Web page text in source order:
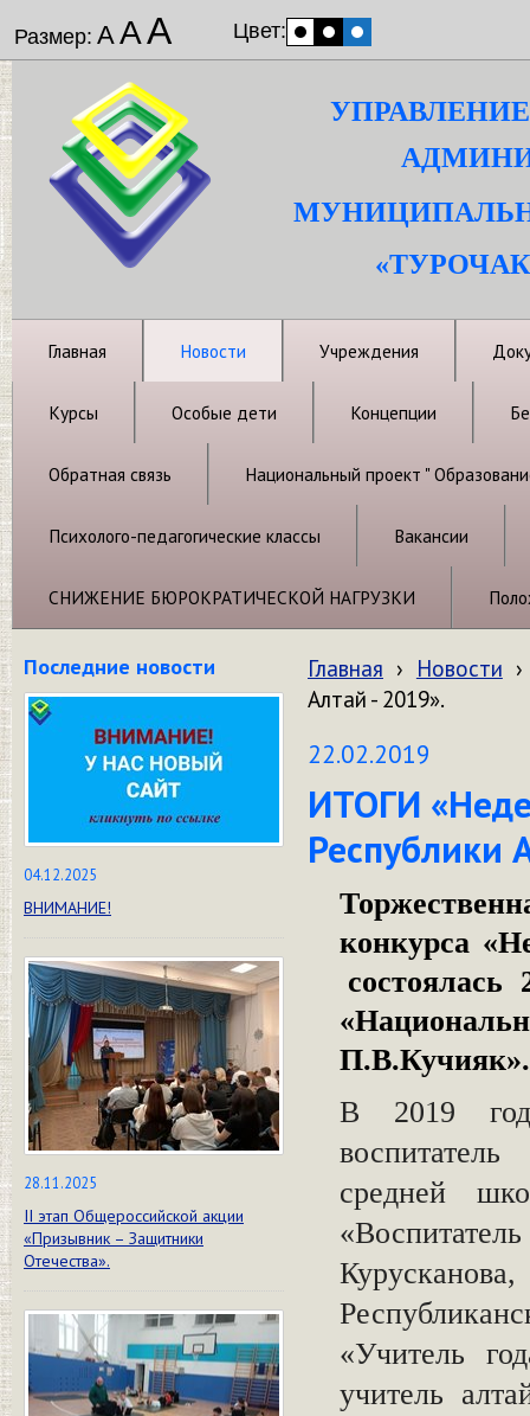
Размер: ААА Цвет:
Главная Новости Учреждения
Курсы Особые дети Концепции
Обратная связь Национальный проект "
Психолого-педагогические классы Вакансии
СНИЖЕНИЕ БЮРОКРАТИЧЕСКОЙ НАГРУЗКИ
Последние новости
04.12.2025
ВНИМАНИЕ!
28.11.2025
II этап Общероссийской акции
«Призывник – Защитники
Отечества».
Главная › Новости ›
Алтай - 2019».
22.02.2019
ИТОГИ
Республики
конкурса
П.В.Кучияк».
В 2019
средней
«Учитель
учитель